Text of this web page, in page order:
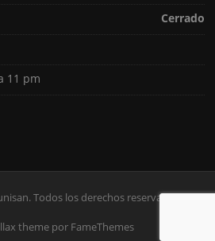
Cerrado
11 pm
Todos los derechos reservados.
theme por FameThemes